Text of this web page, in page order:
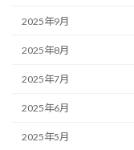
2025年9月
2025年8月
2025年7月
2025年6月
2025年5月